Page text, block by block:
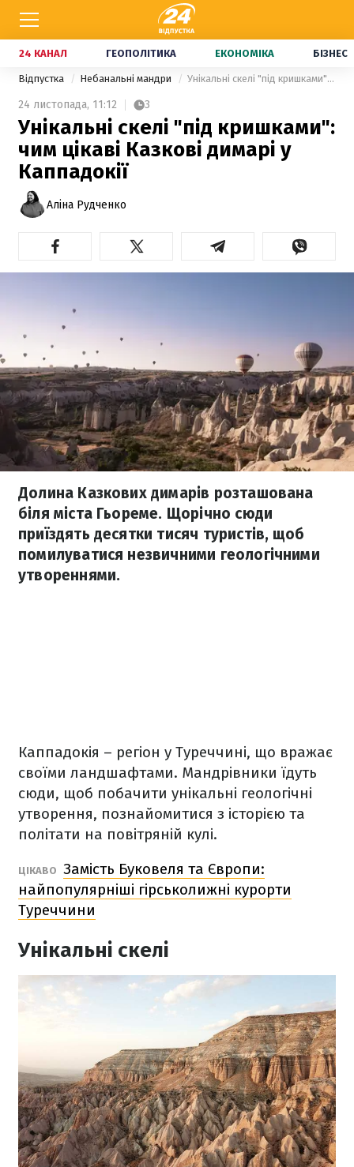
24 КАНАЛ ГЕОПОЛІТИКА ЕКОНОМІКА БІЗНЕС
Відпустка Небанальні мандри Унікальні скелі "під кришками": чим цікаві Казкові димарі у Каппадокії
24 листопада, 11:12 3
Унікальні скелі "під кришками":
чим цікаві Казкові димарі у
Каппадокії
Аліна Рудченко
Долина Казкових димарів розташована
біля міста Гьореме. Щорічно сюди
приїздять десятки тисяч туристів, щоб
помилуватися незвичними геологічними
утвореннями.
Каппадокія – регіон у Туреччині, що вражає
своїми ландшафтами. Мандрівники їдуть
сюди, щоб побачити унікальні геологічні
утворення, познайомитися з історією та
політати на повітряній кулі.
ЦІКАВО Замість Буковеля та Європи:
найпопулярніші гірськолижні курорти
Туреччини
Унікальні скелі